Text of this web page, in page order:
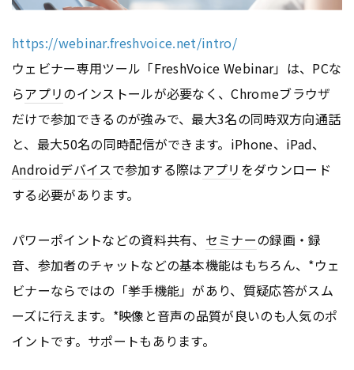
https://webinar.freshvoice.net/intro/
ウェビナー専用ツール「FreshVoice Webinar」は、PCな
らアプリのインストールが必要なく、Chromeブラウザ
だけで参加できるのが強みで、最大3名の同時双方向通話
と、最大50名の同時配信ができます。iPhone、iPad、
Androidデバイスで参加する際はアプリ をダウンロード
する必要があります。
パワーポイントなどの資料共有、 セミナーの録画・録
音、参加者のチャットなどの基本機能はもちろん、*ウェ
ビナーならではの「挙手機能」があり、質疑応答がスム
ーズに行えます。*映像と音声の品質が良いのも人気のポ
イントです。サポートもあります。